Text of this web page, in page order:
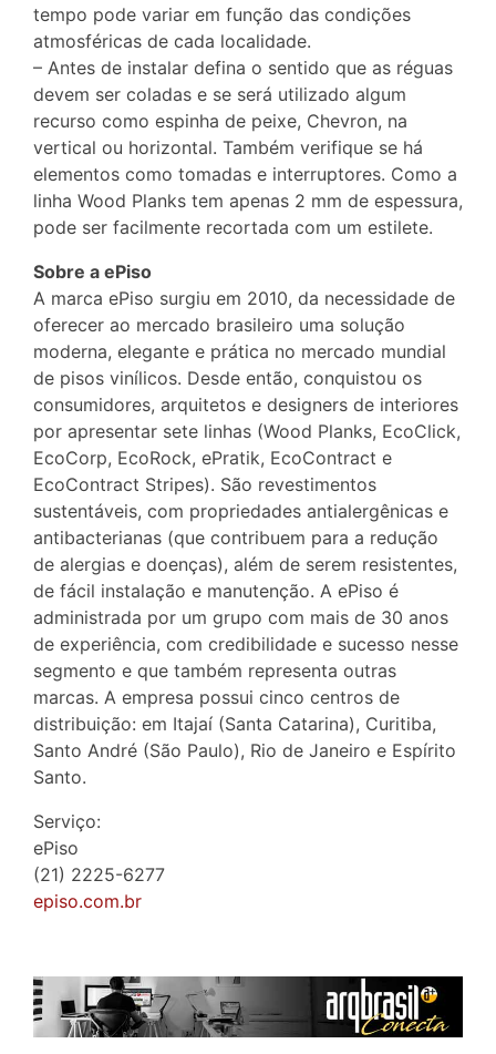
tempo pode variar em função das condições
atmosféricas de cada localidade.
– Antes de instalar defina o sentido que as réguas
devem ser coladas e se será utilizado algum
recurso como espinha de peixe, Chevron, na
vertical ou horizontal. Também verifique se há
elementos como tomadas e interruptores. Como a
linha Wood Planks tem apenas 2 mm de espessura,
pode ser facilmente recortada com um estilete.
Sobre a ePiso
A marca ePiso surgiu em 2010, da necessidade de
oferecer ao mercado brasileiro uma solução
moderna, elegante e prática no mercado mundial
de pisos vinílicos. Desde então, conquistou os
consumidores, arquitetos e designers de interiores
por apresentar sete linhas (Wood Planks, EcoClick,
EcoCorp, EcoRock, ePratik, EcoContract e
EcoContract Stripes). São revestimentos
sustentáveis, com propriedades antialergênicas e
antibacterianas (que contribuem para a redução
de alergias e doenças), além de serem resistentes,
de fácil instalação e manutenção. A ePiso é
administrada por um grupo com mais de 30 anos
de experiência, com credibilidade e sucesso nesse
segmento e que também representa outras
marcas. A empresa possui cinco centros de
distribuição: em Itajaí (Santa Catarina), Curitiba,
Santo André (São Paulo), Rio de Janeiro e Espírito
Santo.
Serviço:
ePiso
(21) 2225-6277
episo.com.br